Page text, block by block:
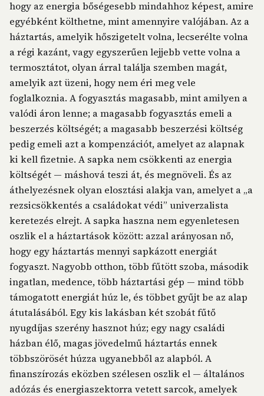
hogy az energia bőségesebb mindahhoz képest, amire
egyébként költhetne, mint amennyire valójában. Az a
háztartás, amelyik hőszigetelt volna, lecserélte volna
a régi kazánt, vagy egyszerűen lejjebb vette volna a
termosztátot, olyan árral találja szemben magát,
amelyik azt üzeni, hogy nem éri meg vele
foglalkoznia. A fogyasztás magasabb, mint amilyen a
valódi áron lenne; a magasabb fogyasztás emeli a
beszerzés költségét; a magasabb beszerzési költség
pedig emeli azt a kompenzációt, amelyet az alapnak
ki kell fizetnie. A sapka nem csökkenti az energia
költségét — máshová teszi át, és megnöveli. És az
áthelyezésnek olyan elosztási alakja van, amelyet a „a
rezsicsökkentés a családokat védi” univerzalista
keretezés elrejt. A sapka haszna nem egyenletesen
oszlik el a háztartások között: azzal arányosan nő,
hogy egy háztartás mennyi sapkázott energiát
fogyaszt. Nagyobb otthon, több fűtött szoba, második
ingatlan, medence, több háztartási gép — mind több
támogatott energiát húz le, és többet gyűjt be az alap
átutalásából. Egy kis lakásban két szobát fűtő
nyugdíjas szerény hasznot húz; egy nagy családi
házban élő, magas jövedelmű háztartás ennek
többszörösét húzza ugyanebből az alapból. A
finanszírozás eközben szélesen oszlik el — általános
adózás és energiaszektorra vetett sarcok, amelyek